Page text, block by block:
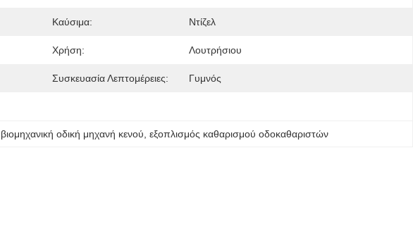
Καύσιμα: Ντίζελ
Χρήση: Λουτρήσιου
Συσκευασία Λεπτομέρειες: Γυμνός
βιομηχανική οδική μηχανή κενού εξοπλισμός καθαρισμού οδοκαθαριστών